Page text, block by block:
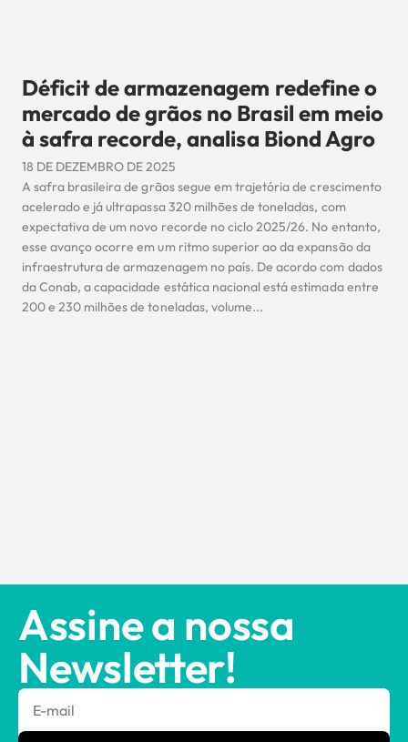
Déficit de armazenagem redefine o
mercado de grãos no Brasil em meio
à safra recorde, analisa Biond Agro
18 DE DEZEMBRO DE 2025
A safra brasileira de grãos segue em trajetória de crescimento
acelerado e já ultrapassa 320 milhões de toneladas, com
expectativa de um novo recorde no ciclo 2025/26. No entanto,
esse avanço ocorre em um ritmo superior ao da expansão da
infraestrutura de armazenagem no país. De acordo com dados
da Conab, a capacidade estática nacional está estimada entre
200 e 230 milhões de toneladas, volume...
Assine a nossa
Newsletter!